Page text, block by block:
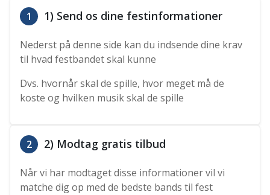
1 1) Send os dine festinformationer
Nederst på denne side kan du indsende dine krav
til hvad festbandet skal kunne
Dvs. hvornår skal de spille, hvor meget må de
koste og hvilken musik skal de spille
2 2) Modtag gratis tilbud
Når vi har modtaget disse informationer vil vi
matche dig op med de bedste bands til fest